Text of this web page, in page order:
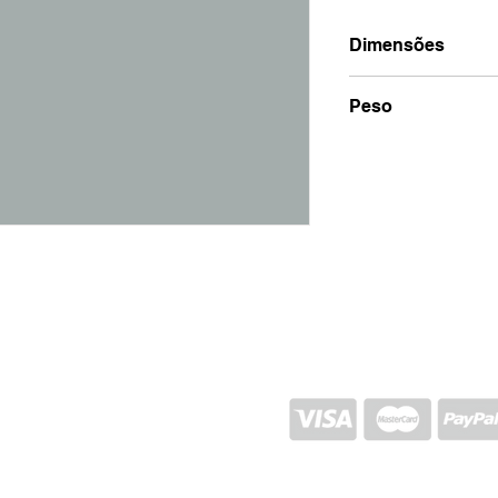
Dimensões
Peso